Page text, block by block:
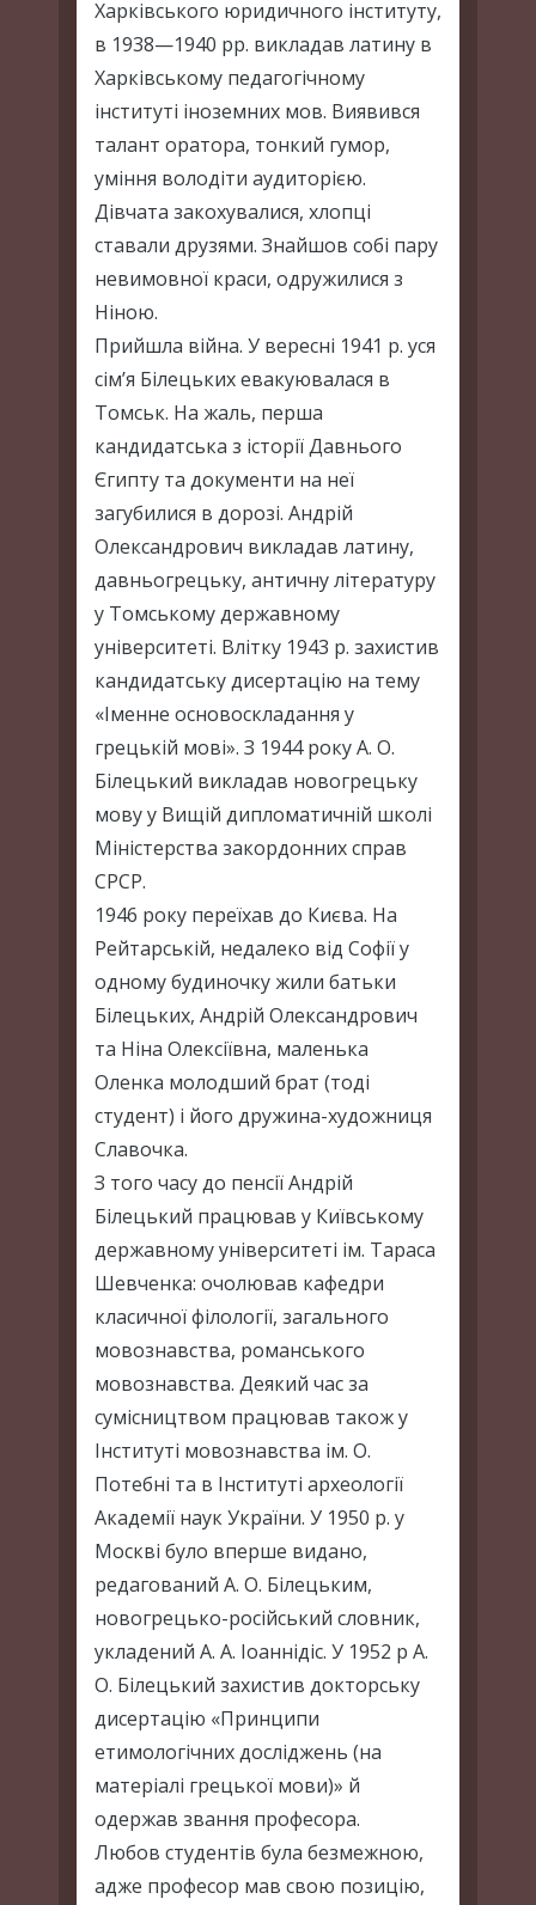
Харківського юридичного інституту,
в 1938—1940 рр. викладав латину в
Харківському педагогічному
інституті іноземних мов. Виявився
талант оратора, тонкий гумор,
уміння володіти аудиторією.
Дівчата закохувалися, хлопці
ставали друзями. Знайшов собі пару
невимовної краси, одружилися з
Ніною.
Прийшла війна. У вересні 1941 р. уся
сім’я Білецьких евакуювалася в
Томськ. На жаль, перша
кандидатська з історії Давнього
Єгипту та документи на неї
загубилися в дорозі. Андрій
Олександрович викладав латину,
давньогрецьку, античну літературу
у Томському державному
університеті. Влітку 1943 р. захистив
кандидатську дисертацію на тему
«Іменне основоскладання у
грецькій мові». З 1944 року А. О.
Білецький викладав новогрецьку
мову у Вищій дипломатичній школі
Міністерства закордонних справ
СРСР.
1946 року переїхав до Києва. На
Рейтарській, недалеко від Софії у
одному будиночку жили батьки
Білецьких, Андрій Олександрович
та Ніна Олексіївна, маленька
Оленка молодший брат (тоді
студент) і його дружина-художниця
Славочка.
З того часу до пенсії Андрій
Білецький працював у Київському
державному університеті ім. Тараса
Шевченка: очолював кафедри
класичної філології, загального
мовознавства, романського
мовознавства. Деякий час за
сумісництвом працював також у
Інституті мовознавства ім. О.
Потебні та в Інституті археології
Академії наук України. У 1950 р. у
Москві було вперше видано,
редагований А. О. Білецьким,
новогрецько-російський словник,
укладений А. А. Іоаннідіс. У 1952 р А.
О. Білецький захистив докторську
дисертацію «Принципи
етимологічних досліджень (на
матеріалі грецької мови)» й
одержав звання професора.
Любов студентів була безмежною,
адже професор мав свою позицію,